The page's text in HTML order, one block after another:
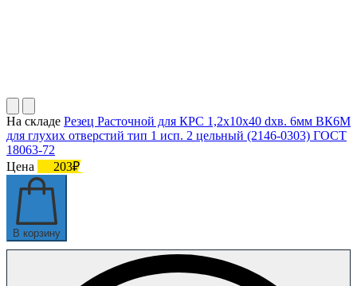
На складе Резец Расточной для КРС 1,2х10х40 dхв. 6мм ВК6М
для глухих отверстий тип 1 исп. 2 цельный (2146-0303) ГОСТ
18063-72
Цена
203₽
В корзину